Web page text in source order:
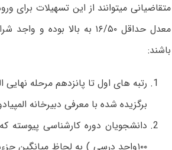
متقاضیانی می­توانند از این تسهیلات برای
معدل حداقل ۱۶/۵۰ به بالا
باشند:
رتبه های اول تا پانزدهم مرحله
برگزیده شده با معرفی دبیرخانه
۱۰۰واحد درسی ) به لحاظ میانگین